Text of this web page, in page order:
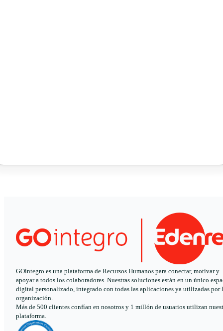
GOintegro es una plataforma de Recursos Humanos para conectar, motivar y
apoyar a todos los colaboradores. Nuestras soluciones están en un único
digital personalizado, integrado con todas las aplicaciones ya utilizadas por
organización.
Más de 500 clientes confían en nosotros y 1 millón de usuarios utilizan
plataforma.